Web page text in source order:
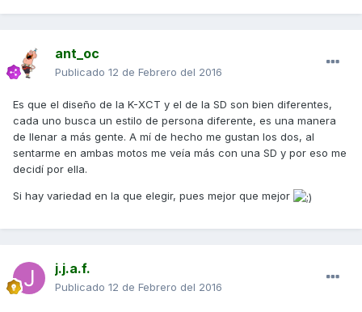
ant_oc
Publicado 12 de Febrero del 2016
Es que el diseño de la K-XCT y el de la SD son bien diferentes,
cada uno busca un estilo de persona diferente, es una manera
de llenar a más gente. A mí de hecho me gustan los dos, al
sentarme en ambas motos me veía más con una SD y por eso me
decidí por ella.
Si hay variedad en la que elegir, pues mejor que mejor
j.j.a.f.
Publicado 12 de Febrero del 2016